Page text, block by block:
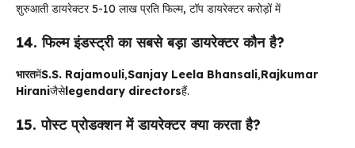
शुरुआती डायरेक्टर ₹5-10 लाख प्रति फिल्म, टॉप डायरेक्टर करोड़ों में
14. फिल्म इंडस्ट्री का सबसे बड़ा डायरेक्टर कौन है?
भारतमेंS.S. Rajamouli,Sanjay Leela Bhansali,Rajkumar
Hiraniजैसेlegendary directorsहैं.
15. पोस्ट प्रोडक्शन में डायरेक्टर क्या करता है?